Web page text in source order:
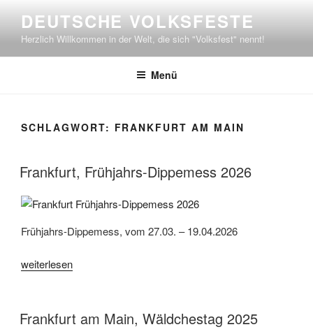
springen
DEUTSCHE VOLKSFESTE
Herzlich Willkommen in der Welt, die sich "Volksfest" nennt!
Menü
SCHLAGWORT: FRANKFURT AM MAIN
Frankfurt, Frühjahrs-Dippemess 2026
Frühjahrs-Dippemess, vom 27.03. – 19.04.2026
„Frankfurt,
2026“
weiterlesen
Frankfurt am Main, Wäldchestag 2025